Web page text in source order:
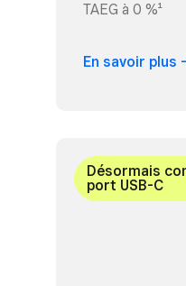
TAEG à 0 %¹
En savoir plus
Désormais
port USB-C